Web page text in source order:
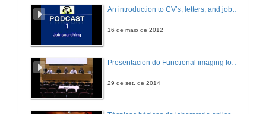
An introduction to CV’s, letters, and job searching
16 de maio de 2012
29 de set. de 2014